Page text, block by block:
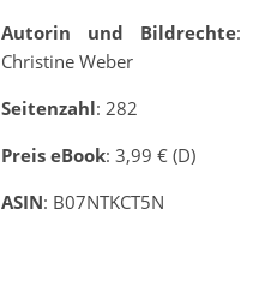
Autorin und Bildrechte:
Christine Weber
Seitenzahl: 282
Preis eBook: 3,99 € (D)
ASIN: B07NTKCT5N